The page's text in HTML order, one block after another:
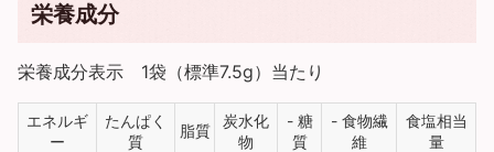
栄養成分
栄養成分表示 1袋（標準7.5g）当たり
エネルギ
ー
たんぱく
質
脂質
炭水化
物
- 糖
質
- 食物繊
維
食塩相当
量